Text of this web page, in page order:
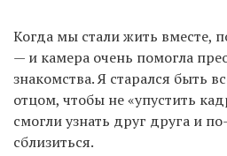
Когда мы стали жить вместе,
— и камера очень помогла
знакомства. Я старался быть
отцом, чтобы не «упустить
смогли узнать друг друга и
сблизиться.